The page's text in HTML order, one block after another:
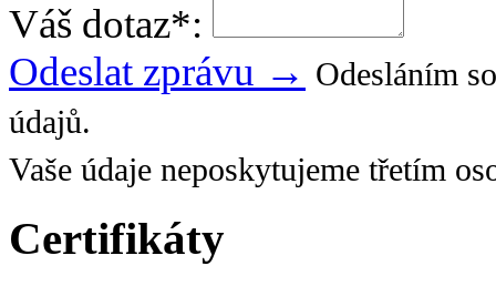
Váš dotaz*:
Odeslat zprávu → Odesláním
údajů.
Vaše údaje neposkytujeme třetím
Certifikáty